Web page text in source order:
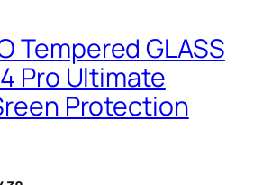
Tempered GLASS
Pro Ultimate
Protection